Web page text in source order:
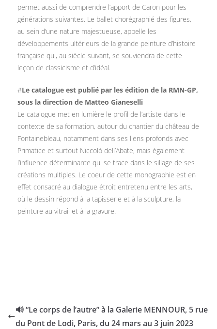
permet aussi de comprendre l’apport de Caron pour les
générations suivantes. Le ballet chorégraphié des figures,
au sein d’une nature majestueuse, appelle les
développements ultérieurs de la grande peinture d’histoire
française qui, au siècle suivant, se souviendra de cette
leçon de classicisme et d’idéal.
#Le catalogue est publié par les édition de la RMN-GP,
sous la direction de Matteo Gianeselli
Le catalogue met en lumière le profil de l’artiste dans le
contexte de sa formation, autour du chantier du château de
Fontainebleau, notamment dans ses liens profonds avec
Primatice et surtout Niccolò dell’Abate, mais également
l’influence déterminante qui se trace dans le sillage de ses
créations multiples. Le coeur de cette monographie est en
effet consacré au dialogue étroit entretenu entre les arts,
où le dessin répond à la tapisserie et à la sculpture, la
peinture au vitrail et à la gravure.
🔊 “Le corps de l’autre” à la Galerie MENNOUR, 5 rue
du Pont de Lodi, Paris, du 24 mars au 3 juin 2023